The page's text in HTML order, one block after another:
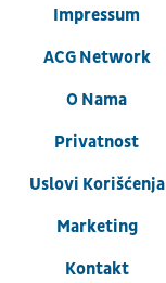
Impressum
ACG Network
O Nama
Privatnost
Uslovi Korišćenja
Marketing
Kontakt